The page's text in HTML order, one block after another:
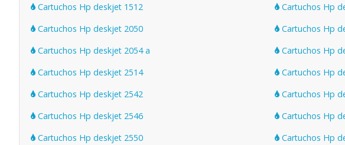
Cartuchos Hp deskjet 1512
Cartuchos Hp
Cartuchos Hp deskjet 2050
Cartuchos Hp
Cartuchos Hp deskjet 2054 a
Cartuchos Hp
Cartuchos Hp deskjet 2514
Cartuchos Hp
Cartuchos Hp deskjet 2542
Cartuchos Hp
Cartuchos Hp deskjet 2546
Cartuchos Hp
Cartuchos Hp deskjet 2550
Cartuchos Hp